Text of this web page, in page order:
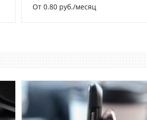
От 0.80 руб./месяц